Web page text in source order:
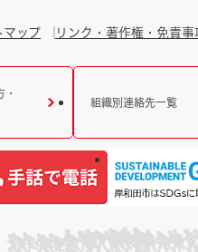
マップ リンク・著作権・免責事
組織別連絡先一覧